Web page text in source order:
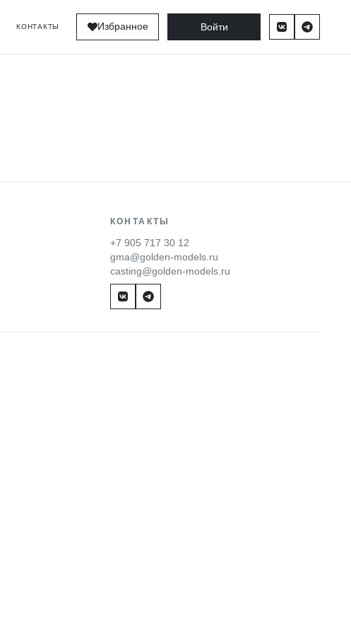
КОНТАКТЫ Избранное Войти
КОНТАКТЫ
+7 905 717 30 12
gma@golden-models.ru
casting@golden-models.ru